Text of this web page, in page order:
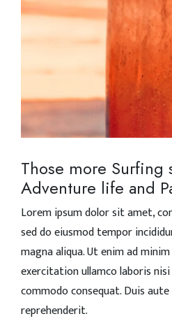
Those more Surfing
Adventure life and
Lorem ipsum dolor sit amet,
sed do eiusmod tempor
magna aliqua. Ut enim ad
exercitation ullamco laboris
commodo consequat. Duis
reprehenderit.